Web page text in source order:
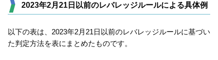
2023年2月21日以前のレバレッジルールによる具体例
以下の表は、2023年2月21日以前のレバレッジルールに基づい
た判定方法を表にまとめたものです。